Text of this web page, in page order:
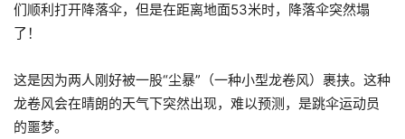
们顺利打开降落伞，但是在距离地面53米时，降落伞突然塌
了！
这是因为两人刚好被一股“尘暴”（一种小型龙卷风）裹挟。这种
龙卷风会在晴朗的天气下突然出现，难以预测，是跳伞运动员
的噩梦。